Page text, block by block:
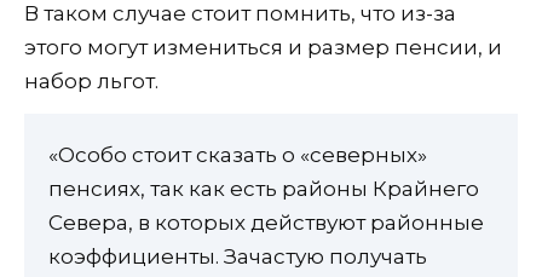
В таком случае стоит помнить, что из-за
этого могут измениться и размер пенсии, и
набор льгот.
«Особо стоит сказать о «северных»
пенсиях, так как есть районы Крайнего
Севера, в которых действуют районные
коэффициенты. Зачастую получать